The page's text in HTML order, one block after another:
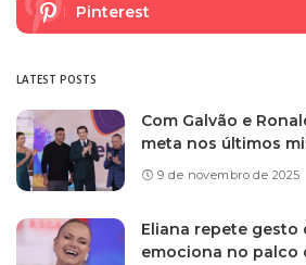
Pinterest
LATEST POSTS
Com Galvão e
meta nos últimos
9 de novembro de 2025
Eliana repete gesto
emociona no palco